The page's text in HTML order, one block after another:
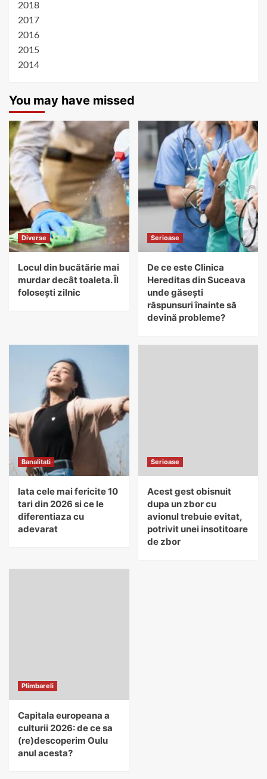
2018
2017
2016
2015
2014
You may have missed
Diverse
Locul din bucătărie mai
murdar decât toaleta. Îl
folosești zilnic
Serioase
De ce este Clinica
Hereditas din Suceava
unde găsești
răspunsuri înainte să
devină probleme?
Banalitati
Iata cele mai fericite 10
tari din 2026 si ce le
diferentiaza cu
adevarat
Serioase
Acest gest obisnuit
dupa un zbor cu
avionul trebuie evitat,
potrivit unei insotitoare
de zbor
Plimbareli
Capitala europeana a
culturii 2026: de ce sa
(re)descoperim Oulu
anul acesta?